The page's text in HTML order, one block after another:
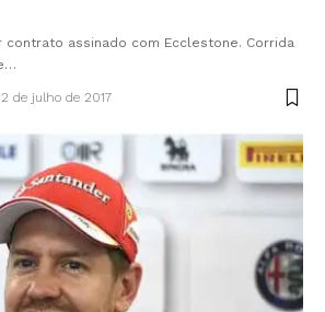
contrato assinado com Ecclestone. Corrida
de julho de 2017